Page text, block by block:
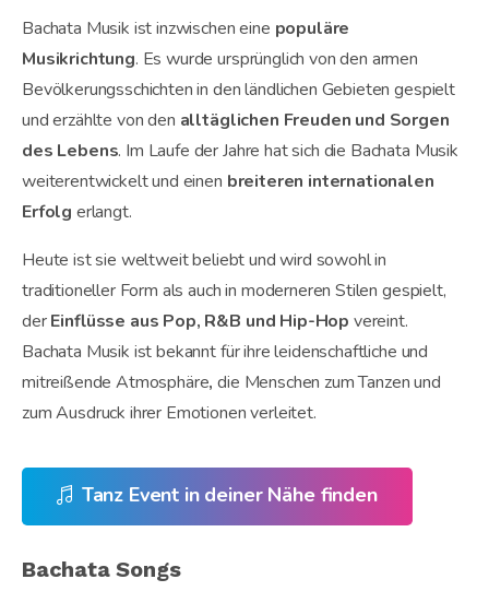
Bachata Musik ist inzwischen eine populäre
Musikrichtung. Es wurde ursprünglich von den armen
Bevölkerungsschichten in den ländlichen Gebieten gespielt
und erzählte von den alltäglichen Freuden und Sorgen
des Lebens. Im Laufe der Jahre hat sich die Bachata Musik
weiterentwickelt und einen breiteren internationalen
Erfolg erlangt.
Heute ist sie weltweit beliebt und wird sowohl in
traditioneller Form als auch in moderneren Stilen gespielt,
derEinflüsse aus Pop, R&B und Hip-Hop vereint.
Bachata Musik ist bekannt für ihre leidenschaftliche und
mitreißende Atmosphäre,die Menschen zum Tanzen und
zum Ausdruck ihrer Emotionen verleitet.
Tanz Event in deiner Nähe finden
Bachata Songs